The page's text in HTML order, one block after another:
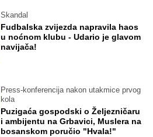
Skandal
Fudbalska zvijezda napravila haos
u noćnom klubu - Udario je glavom
navijača!
Press-konferencija nakon utakmice prvog
kola
Puzigaća gospodski o Željezničaru
i ambijentu na Grbavici, Muslera na
bosanskom poručio "Hvala!"